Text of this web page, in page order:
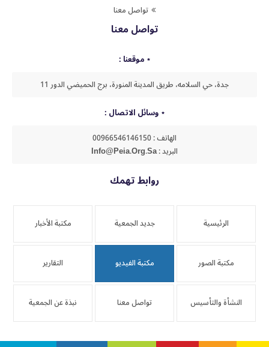
تواصل معنا
تواصل معنا
موقعنا :
جدة، حي السلامه، طريق المدينة المنورة، برج الحميضي الدور 11
وسائل الاتصال :
الهاتف : 00966546146150
البريد : Info@peia.org.sa
روابط تهمك
الرئيسية جديد الجمعية مكتبة الأخبار
مكتبة الصور مكتبة الفيديو التقارير
النشأة والتأسيس تواصل معنا نبذة عن الجمعية